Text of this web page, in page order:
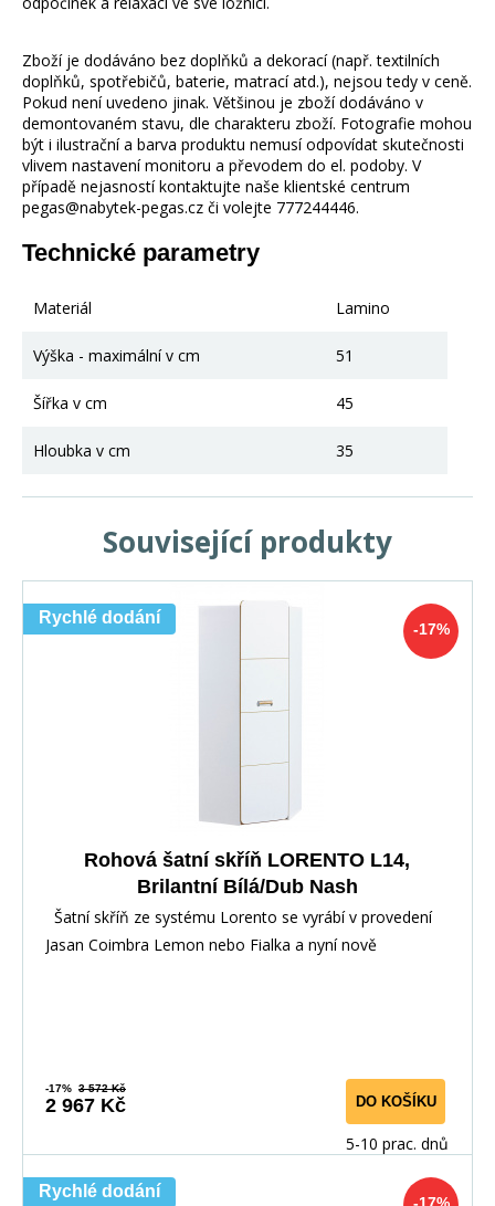
Zboží je dodáváno bez doplňků a dekorací (např. textilních
doplňků, spotřebičů, baterie, matrací atd.), nejsou tedy v ceně.
Pokud není uvedeno jinak. Většinou je zboží dodáváno v
demontovaném stavu, dle charakteru zboží. Fotografie mohou
být i ilustrační a barva produktu nemusí odpovídat skutečnosti
vlivem nastavení monitoru a převodem do el. podoby. V
případě nejasností kontaktujte naše klientské centrum
pegas@nabytek-pegas.cz či volejte 777244446.
Technické parametry
Materiál Lamino
Výška - maximální v cm 51
Šířka v cm 45
Hloubka v cm 35
Související produkty
-17%
Rychlé dodání
Rohová šatní skříň LORENTO L14,
Brilantní Bílá/Dub Nash
Šatní skříň ze systému Lorento se vyrábí v provedení
Jasan Coimbra Lemon nebo Fialka a nyní nově
-17% 3 572 Kč
2 967 Kč DO KOŠÍKU
5-10 prac. dnů
Rychlé dodání